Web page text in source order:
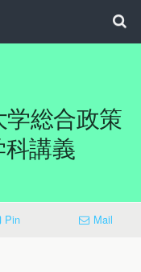
総合政策
講義
Pin Mail